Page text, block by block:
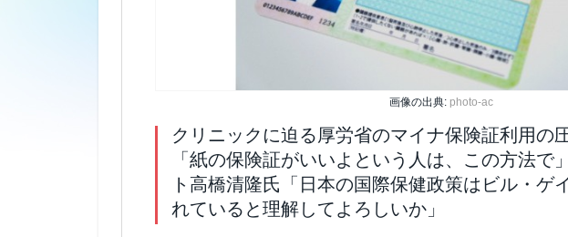
画像の出典: photo-ac
クリニックに迫る厚労省のマイナ保険証利用の
「紙の保険証がいいよという人は、この方法で
ト高橋清隆氏「日本の国際保健政策はビル・ゲ
れていると理解してよろしいか」